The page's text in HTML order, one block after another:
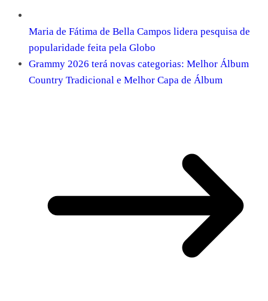
Maria de Fátima de Bella Campos lidera pesquisa de
popularidade feita pela Globo
Grammy 2026 terá novas categorias: Melhor Álbum
Country Tradicional e Melhor Capa de Álbum